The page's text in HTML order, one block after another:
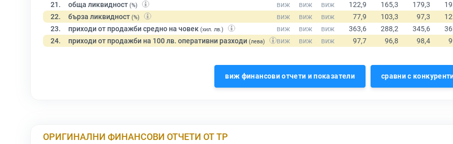
21. обща ликвидност (%)
22. бърза ликвидност (%)
23. приходи от продажби средно на човек (хил. лв.)
24. приходи от продажби на 100 лв. оперативни разходи (лева)
виж финансови отчети и показатели сравни с
ОРИГИНАЛНИ ФИНАНСОВИ ОТЧЕТИ ОТ ТР